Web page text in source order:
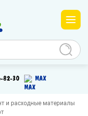
82-30 MAX
и расходные материалы